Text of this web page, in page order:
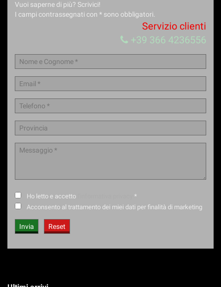
Vuoi saperne di più? Scrivici!
I campi contrassegnati con * sono obbligatori.
Servizio clienti
+39 366 4236556
Ho letto e accetto
*
Acconsento al trattamento dei miei dati per finalità di marketing